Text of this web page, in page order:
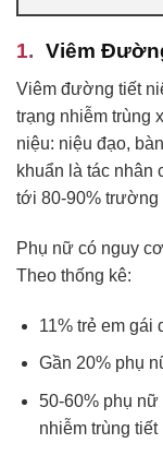
Viêm
Viêm đường tiết
trạng nhiễm trùng
niệu: niệu đạo,
khuẩn là tác nhân
tới 80-90% trường
Phụ nữ có nguy
Theo thống kê:
11% trẻ em
Gần 20% phụ
50-60% phụ nữ
nhiễm trùng